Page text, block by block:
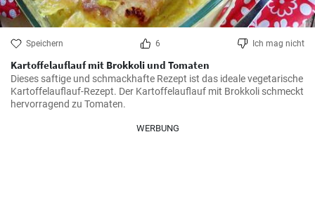
Speichern 6 Ich mag nicht
Kartoffelauflauf mit Brokkoli und Tomaten
Dieses saftige und schmackhafte Rezept ist das ideale vegetarische
Kartoffelauflauf-Rezept. Der Kartoffelauflauf mit Brokkoli schmeckt
hervorragend zu Tomaten.
WERBUNG